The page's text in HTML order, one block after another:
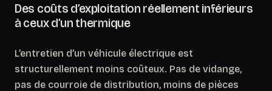
Des coûts d’exploitation réellement inférieurs
à ceux d’un thermique
L’entretien d’un véhicule électrique est
structurellement moins coûteux. Pas de vidange,
pas de courroie de distribution, moins de pièces